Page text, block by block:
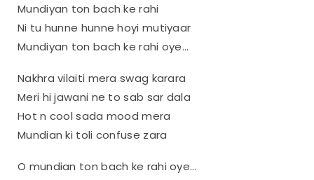
Mundiyan ton bach ke rahi
Ni tu hunne hunne hoyi mutiyaar
Mundiyan ton bach ke rahi oye…
Nakhra vilaiti mera swag karara
Meri hi jawani ne to sab sar dala
Hot n cool sada mood mera
Mundian ki toli confuse zara
O mundian ton bach ke rahi oye…